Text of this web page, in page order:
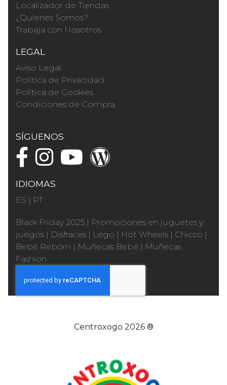
Localizador de Tiendas
¿Quienes Somos?
Trabaja con Nosotros
LEGAL
Aviso Legal
Política de Privacidad
Política de Cookies
Condiciones de Compra
SÍGUENOS
IDIOMAS
ES | PT
Black Friday 2025 | Promociones en juguetes y
juegos | Disfraces | Lego | Hot Wheels | Chicco |
Bebé Reborn | Muñecas Bebé | Muñecas
Fashion
Centroxogo 2026 ®